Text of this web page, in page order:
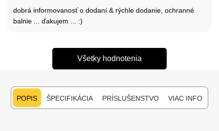
dobrá informovanosť o dodaní & rýchle dodanie, ochranné
balnie ... ďakujem ... :)
Všetky hodnotenia
POPIS ŠPECIFIKÁCIA PRÍSLUŠENSTVO VIAC INFO